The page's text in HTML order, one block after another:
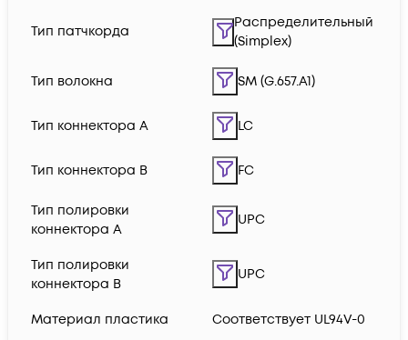
Тип патчкорда
Распределительный
(Simplex)
Тип волокна SM (G.657.A1)
Тип коннектора A LC
Тип коннектора B FC
Тип полировки
коннектора A
UPC
Тип полировки
коннектора B
UPC
Материал пластика Соответствует UL94V-0